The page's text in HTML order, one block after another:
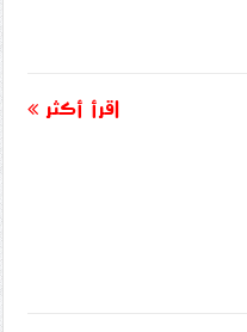
اقرأ أكثر